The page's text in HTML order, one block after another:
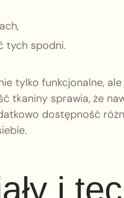
tych spodni.
tylko funkcjonalne,
tkaniny sprawia, że
dostępność
i